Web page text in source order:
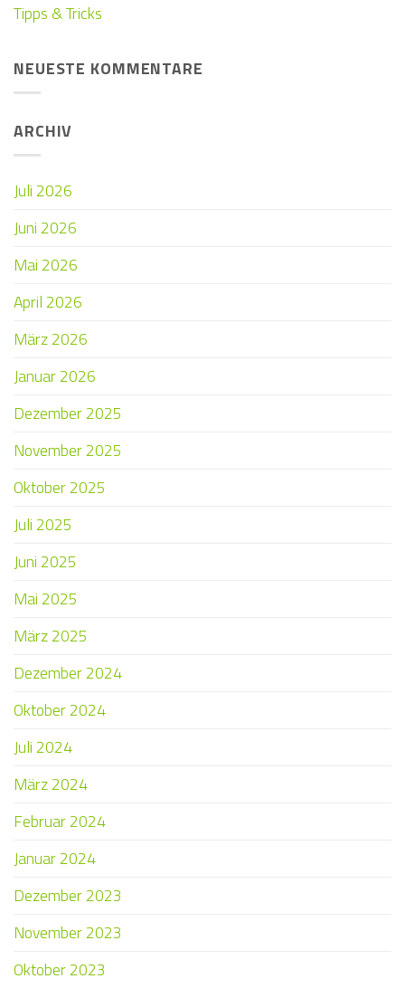
Tipps & Tricks
NEUESTE KOMMENTARE
ARCHIV
Juli 2026
Juni 2026
Mai 2026
April 2026
März 2026
Januar 2026
Dezember 2025
November 2025
Oktober 2025
Juli 2025
Juni 2025
Mai 2025
März 2025
Dezember 2024
Oktober 2024
Juli 2024
März 2024
Februar 2024
Januar 2024
Dezember 2023
November 2023
Oktober 2023